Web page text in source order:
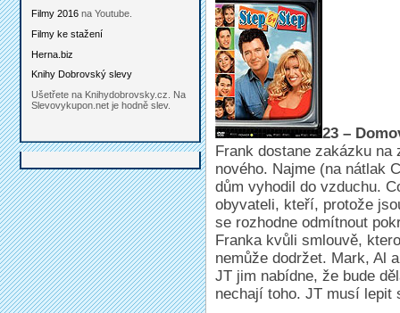
Filmy 2016 na Youtube.
Filmy ke stažení
Herna.biz
Knihy Dobrovský slevy
Ušetřete na Knihydobrovsky.cz. Na
Slevovykupon.net je hodně slev.
23 –
Frank dostane zakázku na
nového. Najme (na nátlak
dům vyhodil do vzduchu.
obyvateli, kteří, protože
se rozhodne odmítnout
Franka kvůli smlouvě,
nemůže dodržet. Mark, Al
JT jim nabídne, že bude
nechají toho. JT musí lepit